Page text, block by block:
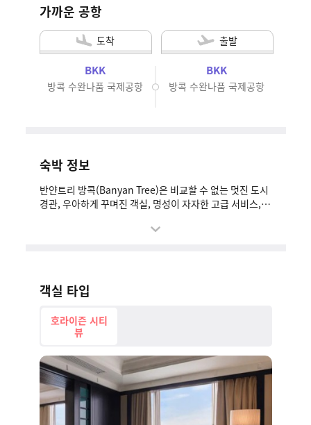
(Banyan Tree Bangkok)
고객님께서는 원하시는 어떤 날짜든지 요금 문의
를 환영합니다.
가까운 공항
도착
BKK
방콕 수완나품 국제공항
출발
BKK
방콕 수완나품 국제공항
숙박 정보
반얀트리 방콕(Banyan Tree)은 비교할 수 없는 멋진 도시
경관, 우아하게 꾸며진 객실, 명성이 자자한 고급 서비스, 스
방콕에서 가장 높은 럭셔리 스파 호텔 입니다. 방콕 비즈니
체크아웃: 12:00
반얀트리 방콕(Banyan Tree Bangkok)
21/100 S Sathon Rd, Thung Maha Mek, Sathon,
Bangkok 10120, Thailand
객실 타입
호라이즌 시티
뷰